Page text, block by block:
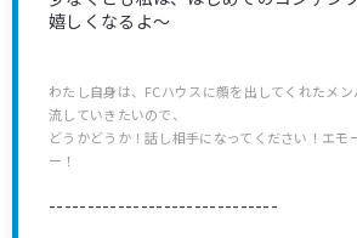
嬉しくなるよ～
わたし自身は、FCハウスに顔を出してくれたメ
流していきたいので、
どうかどうか！話し相手になってください！エモ
ー！
------------------------------